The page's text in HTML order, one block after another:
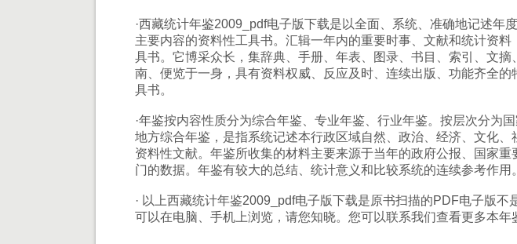
·西藏统计年鉴2009_pdf电子版下载是以全面、系统、准确地记述年
主要内容的资料性工具书。汇辑一年内的重要时事、文献和统计资料
具书。它博采众长，集辞典、手册、年表、图录、书目、索引、文摘
南、便览于一身，具有资料权威、反应及时、连续出版、功能齐全的
具书。
·年鉴按内容性质分为综合年鉴、专业年鉴、行业年鉴。按层次分为国
地方综合年鉴，是指系统记述本行政区域自然、政治、经济、文化、
资料性文献。年鉴所收集的材料主要来源于当年的政府公报、国家重
门的数据。年鉴有较大的总结、统计意义和比较系统的连续参考作用。
· 以上西藏统计年鉴2009_pdf电子版下载是原书扫描的PDF电子版不
可以在电脑、手机上浏览，请您知晓。您可以联系我们查看更多本年